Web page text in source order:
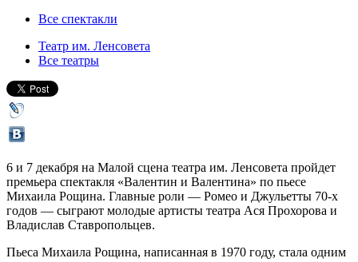
Все спектакли
Театр им. Ленсовета
Все театры
6 и 7 декабря на Малой сцена театра им. Ленсовета пройдет
премьера спектакля «Валентин и Валентина» по пьесе
Михаила Рощина. Главные роли — Ромео и Джульетты 70-х
годов — сыграют молодые артисты театра Ася Прохорова и
Владислав Ставропольцев.
Пьеса Михаила Рощина, написанная в 1970 году, стала одним